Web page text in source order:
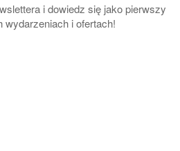
i dowiedz się jako pierwszy
wydarzeniach i ofertach!